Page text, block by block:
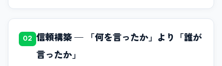
02 信頼構築 — 「何を言ったか」より「誰が
言ったか」